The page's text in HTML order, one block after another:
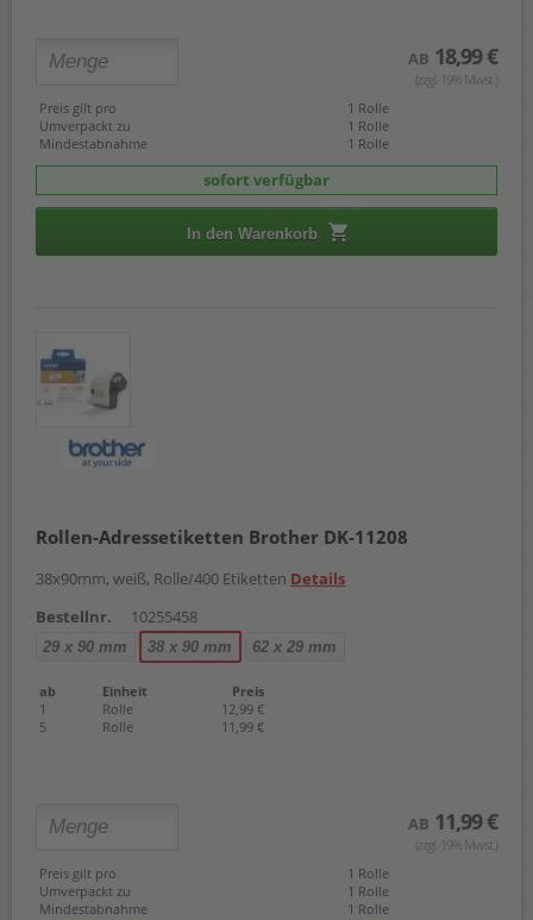
AB 18,99 €
(zzgl. 19% Mwst.)
Preis gilt pro
1 Rolle
Umverpackt zu
1 Rolle
Mindestabnahme
1 Rolle
sofort verfügbar
In den Warenkorb
Rollen-Adressetiketten Brother DK-11208
38x90mm, weiß, Rolle/400 Etiketten Details
Bestellnr.
10255458
29 x 90 mm 38 x 90 mm 62 x 29 mm
ab Einheit
Preis
1
Rolle
12,99 €
5
Rolle 11,99 €
AB 11,99 €
(zzgl. 19% Mwst.)
Preis gilt pro
1 Rolle
Umverpackt zu
1 Rolle
Mindestabnahme
1 Rolle